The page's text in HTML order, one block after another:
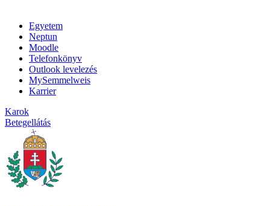
Egyetem
Neptun
Moodle
Telefonkönyv
Outlook levelezés
MySemmelweis
Karrier
Karok
Betegellátás